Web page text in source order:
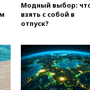
фигуристкам Валиевой и
визит в
19:19Россиянка
во Французских
Модный выбор:
взять с собой в
отпуск?